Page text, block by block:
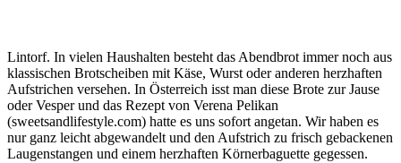
Lintorf. In vielen Haushalten besteht das Abendbrot immer noch aus
klassischen Brotscheiben mit Käse, Wurst oder anderen herzhaften
Aufstrichen versehen. In Österreich isst man diese Brote zur Jause
oder Vesper und das Rezept von Verena Pelikan
(sweetsandlifestyle.com) hatte es uns sofort angetan. Wir haben es
nur ganz leicht abgewandelt und den Aufstrich zu frisch gebackenen
Laugenstangen und einem herzhaften Körnerbaguette gegessen.